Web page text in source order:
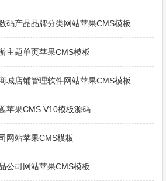
码产品品牌分类网站苹果CMS模板
主题单页苹果CMS模板
城店铺管理软件网站苹果CMS模板
苹果CMS V10模板源码
网站苹果CMS模板
公司网站苹果CMS模板